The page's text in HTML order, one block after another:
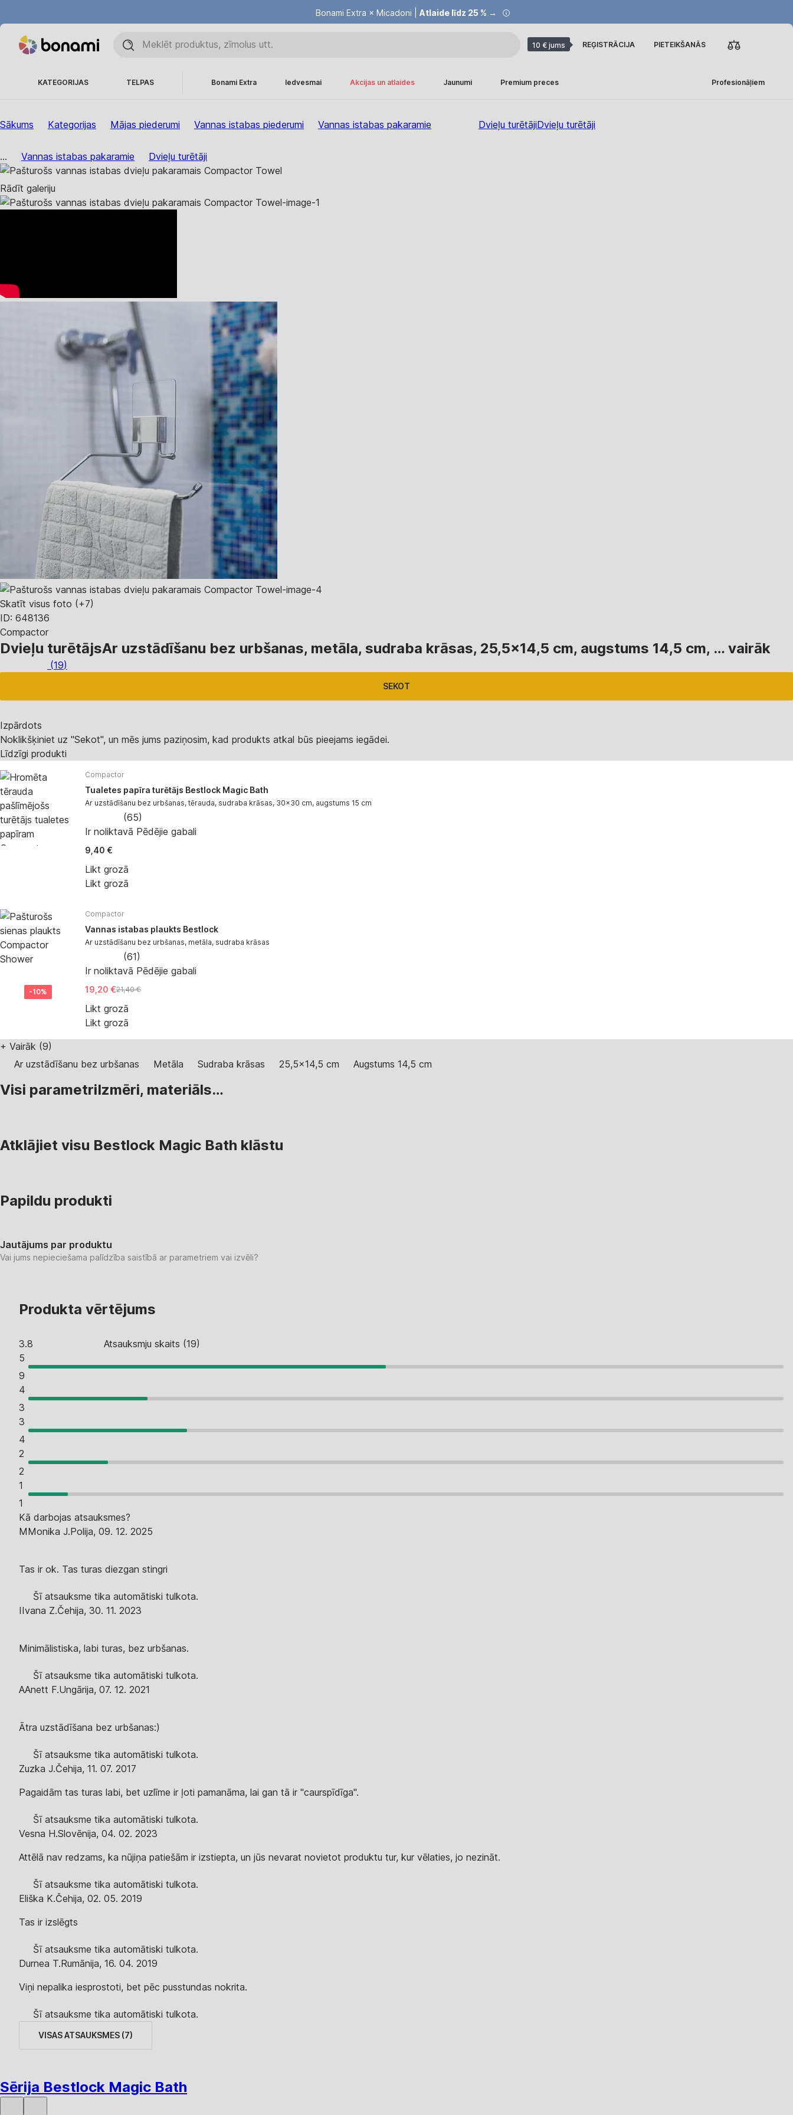
Bonami Extra × Micadoni | Atlaide līdz 25 % →
10 € jums REĢISTRĀCIJA PIETEIKŠANĀS
KATEGORIJAS TELPAS Bonami Extra Iedvesmai Akcijas un atlaides Jaunumi Premium preces Profesionāļiem
Sākums Kategorijas Mājas piederumi Vannas istabas piederumi Vannas istabas pakaramie Dvieļu turētājiDvieļu turētāji
... Vannas istabas pakaramie Dvieļu turētāji
Rādīt galeriju
Skatīt visus foto (+7)
ID: 648136
Compactor
Dvieļu turētājsAr uzstādīšanu bez urbšanas, metāla, sudraba krāsas, 25,5x14,5 cm, augstums 14,5 cm, … vairāk
(19)
SEKOT
Izpārdots
Noklikšķiniet uz "Sekot", un mēs jums paziņosim, kad produkts atkal būs pieejams iegādei.
Līdzīgi produkti
Compactor
Tualetes papīra turētājs Bestlock Magic Bath
Ar uzstādīšanu bez urbšanas, tērauda, sudraba krāsas, 30x30 cm, augstums 15 cm
(65)
Ir noliktavā Pēdējie gabali
9,40 €
Likt grozā
Likt grozā
-10%
Compactor
Vannas istabas plaukts Bestlock
Ar uzstādīšanu bez urbšanas, metāla, sudraba krāsas
(61)
Ir noliktavā Pēdējie gabali
19,20 €21,40 €
Likt grozā
Likt grozā
+ Vairāk (9)
Ar uzstādīšanu bez urbšanas
Metāla Sudraba krāsas 25,5x14,5 cm Augstums 14,5 cm
Visi parametriIzmēri, materiāls…
Atklājiet visu Bestlock Magic Bath klāstu
Papildu produkti
Jautājums par produktu
Vai jums nepieciešama palīdzība saistībā ar parametriem vai izvēli?
Produkta vērtējums
3.8 Atsauksmju skaits (19)
5
9
4
3
3
4
2
2
1
1
Kā darbojas atsauksmes?
MMonika J.Polija, 09. 12. 2025
Tas ir ok. Tas turas diezgan stingri
Šī atsauksme tika automātiski tulkota.
IIvana Z.Čehija, 30. 11. 2023
Minimālistiska, labi turas, bez urbšanas.
Šī atsauksme tika automātiski tulkota.
AAnett F.Ungārija, 07. 12. 2021
Ātra uzstādīšana bez urbšanas:)
Šī atsauksme tika automātiski tulkota.
Zuzka J.Čehija, 11. 07. 2017
Pagaidām tas turas labi, bet uzlīme ir ļoti pamanāma, lai gan tā ir "caurspīdīga".
Šī atsauksme tika automātiski tulkota.
Vesna H.Slovēnija, 04. 02. 2023
Attēlā nav redzams, ka nūjiņa patiešām ir izstiepta, un jūs nevarat novietot produktu tur, kur vēlaties, jo nezināt.
Šī atsauksme tika automātiski tulkota.
Eliška K.Čehija, 02. 05. 2019
Tas ir izslēgts
Šī atsauksme tika automātiski tulkota.
Durnea T.Rumānija, 16. 04. 2019
Viņi nepalika iesprostoti, bet pēc pusstundas nokrita.
Šī atsauksme tika automātiski tulkota.
VISAS ATSAUKSMES (7)
Sērija Bestlock Magic Bath